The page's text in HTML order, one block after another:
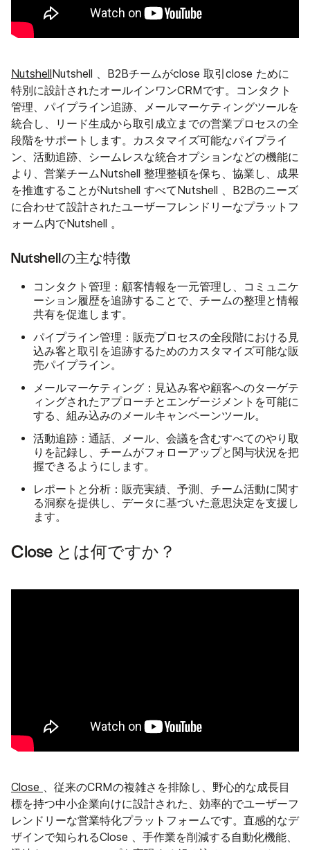
Nutshell Nutshell 、B2Bチームがclose 取引close ために
特別に設計されたオールインワンCRMです。コンタクト
管理、パイプライン追跡、メールマーケティングツールを
統合し、リード生成から取引成立までの営業プロセスの全
段階をサポートします。カスタマイズ可能なパイプライ
ン、活動追跡、シームレスな統合オプションなどの機能に
より、営業チームNutshell 整理整頓を保ち、協業し、成果
を推進することがNutshell すべてNutshell 、B2Bのニーズ
に合わせて設計されたユーザーフレンドリーなプラットフ
ォーム内でNutshell 。
Nutshellの主な特徴
コンタクト管理 ：顧客情報を一元管理し、コミュニケ
ーション履歴を追跡することで、チームの整理と情報
共有を促進します。
パイプライン管理 ：販売プロセスの全段階における見
込み客と取引を追跡するためのカスタマイズ可能な販
売パイプライン。
メールマーケティング ：見込み客や顧客へのターゲテ
ィングされたアプローチとエンゲージメントを可能に
する、組み込みのメールキャンペーンツール。
活動追跡 ：通話、メール、会議を含むすべてのやり取
りを記録し、チームがフォローアップと関与状況を把
握できるようにします。
レポートと分析 ：販売実績、予測、チーム活動に関す
る洞察を提供し、データに基づいた意思決定を支援し
ます。
Close とは何ですか？
Close 、従来のCRMの複雑さを排除し、野心的な成長目
標を持つ中小企業向けに設計された、効率的でユーザーフ
レンドリーな営業特化プラットフォームです。直感的なデ
ザインで知られるClose 、手作業を削減する自動化機能、